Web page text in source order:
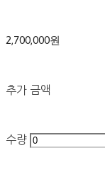
2,700,000원
추가 금액
수량